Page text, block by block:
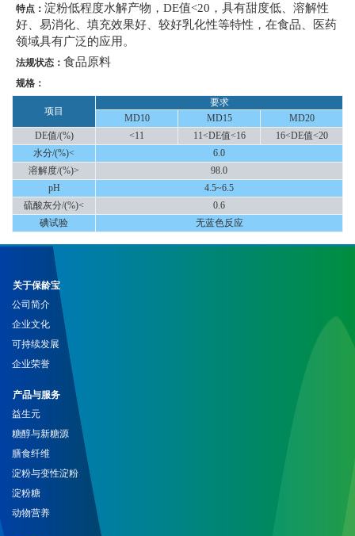
特点： 淀粉低程度水解产物，DE值<20，具有甜度低、溶解性
好、易消化、填充效果好、较好乳化性等特性，在食品、医药
领域具有广泛的应用。
法规状态： 食品原料
规格：
项目
要求
MD10
MD15
MD20
DE值/(%)
<11 11<DE值<16
16<DE值<20
水分/(%)<
6.0
溶解度/(%)>
98.0
pH
4.5~6.5
硫酸灰分/(%)<
0.6
碘试验
无蓝色反应
关于保龄宝
公司简介
企业文化
可持续发展
企业荣誉
产品与服务
益生元
糖醇与新糖源
膳食纤维
淀粉与变性淀粉
淀粉糖
动物营养